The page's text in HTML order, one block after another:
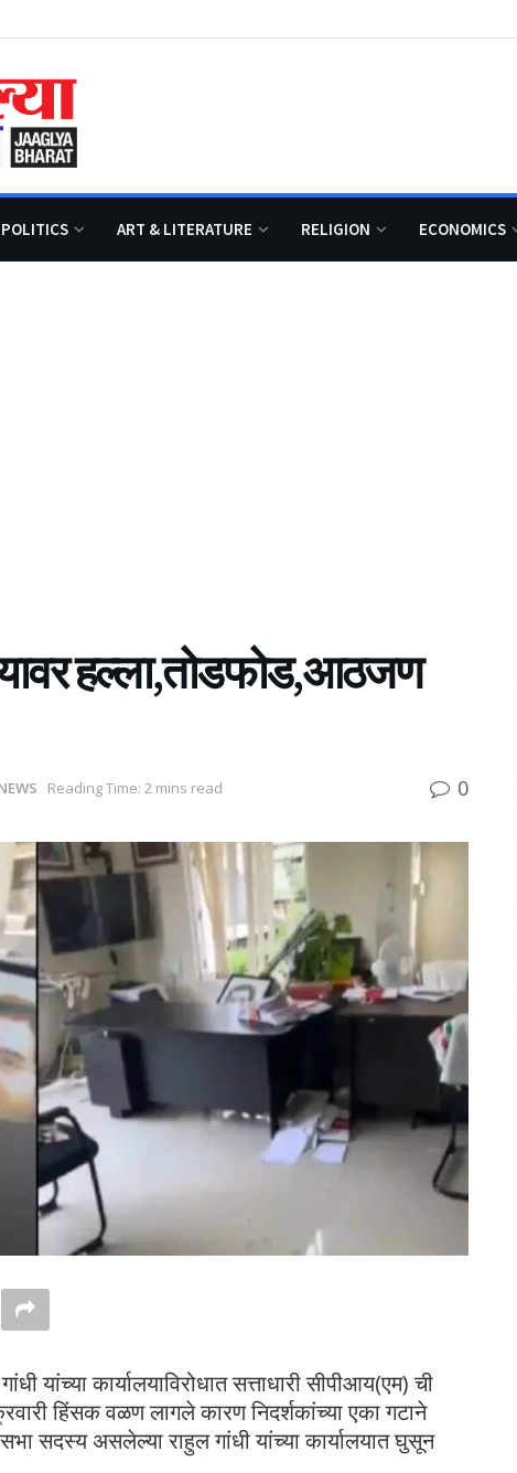
POLITICS ART & LITERATURE RELIGION ECONOMICS
हल्ला,तोडफोड,आठजण
Reading Time: 2 mins read 0
यांच्या कार्यालयाविरोधात सत्ताधारी सीपीआय(एम) ची
हिंसक वळण लागले कारण निदर्शकांच्या एका गटाने
सदस्य असलेल्या राहुल गांधी यांच्या कार्यालयात घुसून